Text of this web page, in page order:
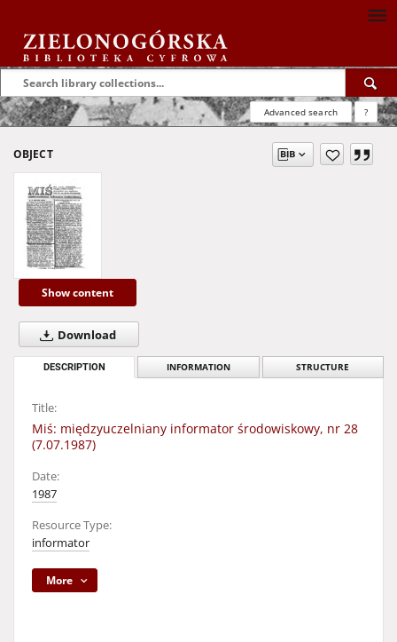
Advanced search ?
OBJECT
Show content
Download
DESCRIPTION INFORMATION STRUCTURE
Title:
Miś: międzyuczelniany informator środowiskowy, nr 28
(7.07.1987)
Date:
1987
Resource Type:
informator
More